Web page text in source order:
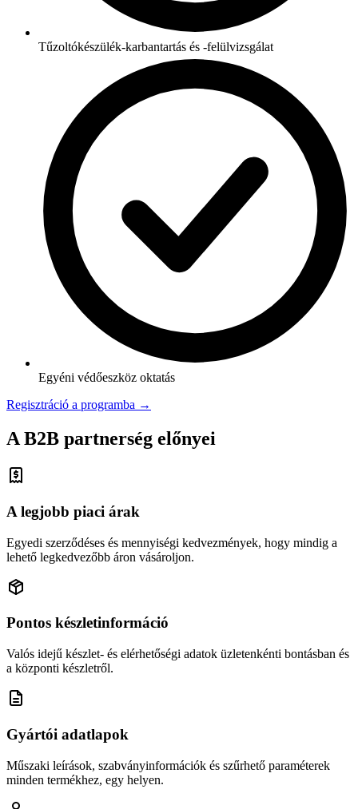
Tűzoltókészülék-karbantartás és -felülvizsgálat
Egyéni védőeszköz oktatás
Regisztráció a programba →
A B2B partnerség előnyei
A legjobb piaci árak
Egyedi szerződéses és mennyiségi kedvezmények, hogy mindig a
lehető legkedvezőbb áron vásároljon.
Pontos készletinformáció
Valós idejű készlet- és elérhetőségi adatok üzletenkénti bontásban és
a központi készletről.
Gyártói adatlapok
Műszaki leírások, szabványinformációk és szűrhető paraméterek
minden termékhez, egy helyen.